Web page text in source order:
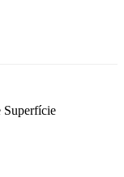
Superfície